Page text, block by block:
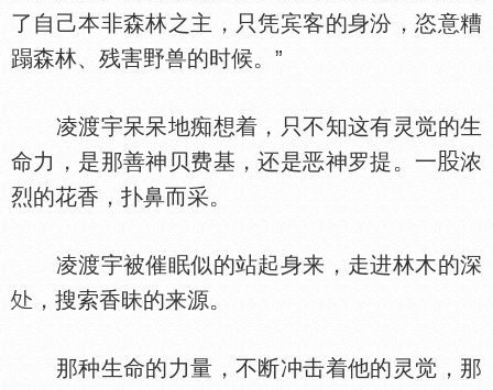
了自己本非森林之主，只凭宾客的身汾，恣意糟
蹋森林、残害野兽的时候。”
凌渡宇呆呆地痴想着，只不知这有灵觉的生
命力，是那善神贝费基，还是恶神罗提。一
浓
烈的花香，扑鼻而采。
凌渡宇被催眠似的站起身来，走进林木的深
，搜索香昧的来源。
那种生命的力量，不断冲击着他的灵觉，那